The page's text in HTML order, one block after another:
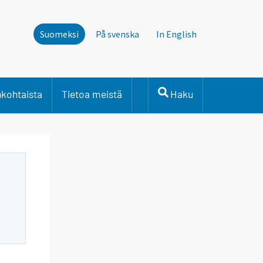
Suomeksi På svenska In English
Tietoa meistä Haku